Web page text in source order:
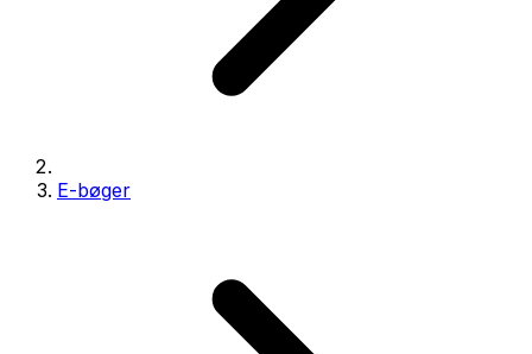
E-bøger